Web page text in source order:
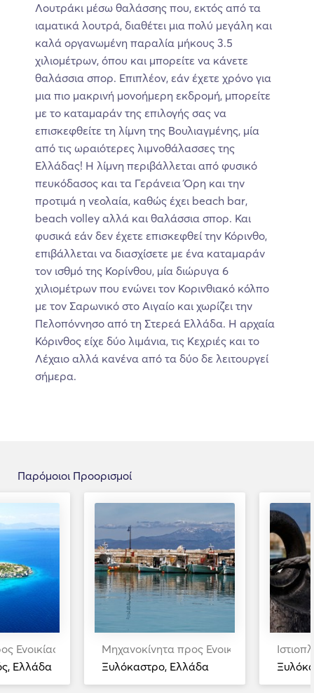
Λουτράκι μέσω θαλάσσης που, εκτός από τα
ιαματικά λουτρά, διαθέτει μια πολύ μεγάλη και
καλά οργανωμένη παραλία μήκους 3.5
χιλιομέτρων, όπου και μπορείτε να κάνετε
θαλάσσια σπορ. Επιπλέον, εάν έχετε χρόνο για
μια πιο μακρινή μονοήμερη εκδρομή, μπορείτε
με το καταμαράν της επιλογής σας να
επισκεφθείτε τη λίμνη της Βουλιαγμένης, μία
από τις ωραιότερες λιμνοθάλασσες της
Ελλάδας! Η λίμνη περιβάλλεται από φυσικό
πευκόδασος και τα Γεράνεια Όρη και την
προτιμά η νεολαία, καθώς έχει beach bar,
beach volley αλλά και θαλάσσια σπορ. Και
φυσικά εάν δεν έχετε επισκεφθεί την Κόρινθο,
επιβάλλεται να διασχίσετε με ένα καταμαράν
τον ισθμό της Κορίνθου, μία διώρυγα 6
χιλιομέτρων που ενώνει τον Κορινθιακό κόλπο
με τον Σαρωνικό στο Αιγαίο και χωρίζει την
Πελοπόννησο από τη Στερεά Ελλάδα. Η αρχαία
Κόρινθος είχε δύο λιμάνια, τις Κεχριές και το
Λέχαιο αλλά κανένα από τα δύο δε λειτουργεί
σήμερα.
Παρόμοιοι Προορισμοί
Ενοικίαση
Ελλάδα
Μηχανοκίνητα προς Ενοικίαση
Ξυλόκαστρο, Ελλάδα